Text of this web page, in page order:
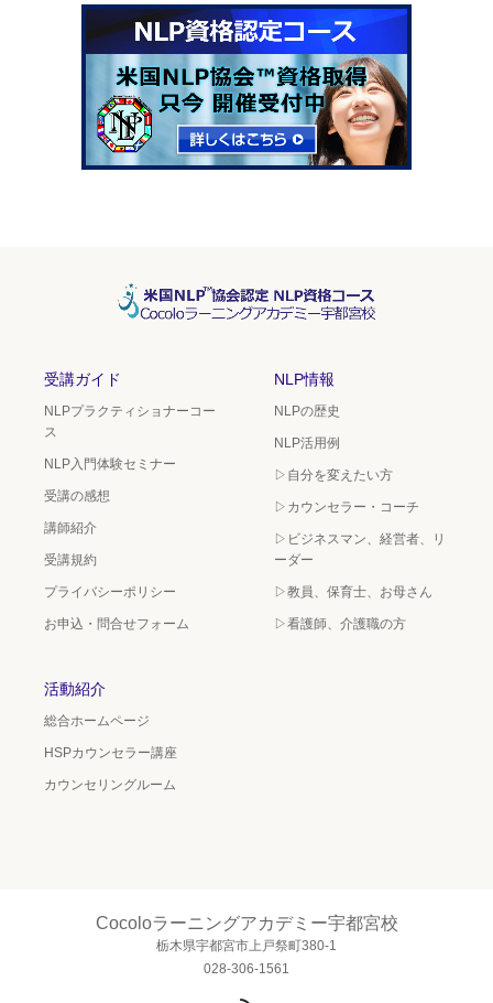
受講ガイド
NLPプラクティショナーコー
ス
NLP入門体験セミナー
受講の感想
講師紹介
受講規約
プライバシーポリシー
お申込・問合せフォーム
NLP情報
NLPの歴史
NLP活用例
▷自分を変えたい方
▷カウンセラー・コーチ
▷ビジネスマン、経営者、リ
ーダー
▷教員、保育士、お母さん
▷看護師、介護職の方
活動紹介
総合ホームページ
HSPカウンセラー講座
カウンセリングルーム
Cocoloラーニングアカデミー宇都宮校
栃木県宇都宮市上戸祭町380-1
028-306-1561